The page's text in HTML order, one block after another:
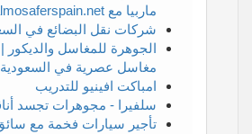
ماربيا مع almosaferspain.net
شركات نقل البضائع في
الجوهرة للمغاسل والديكور
مغاسل عصرية في السعودية
امباكت افينيو للتدريب
سلفيرا - مجوهرات تجسد
تأجير سيارات فخمة مع